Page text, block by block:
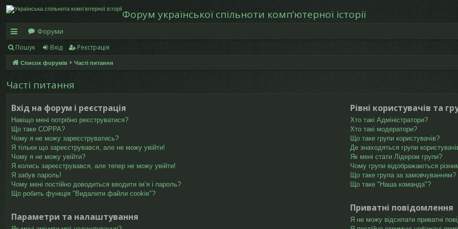
Форум української спільноти компʼютерної історії
в
и
дк
й
д
ос
ту
п
Форуми
Пошук Вхід Реєстрація
Список форумів Часті питання
Часті питання
Вхід на форум і реєстрація
Навіщо мені потрібно реєструватися?
Що таке COPPA?
Чому я не можу зареєструватись?
Я тільки що зареєструвався, але не можу увійти!
Чому я не можу увійти?
Я колись зареєструвався, але тепер не можу увійти!
Я забув пароль!
Чому мені постійно доводиться вводити ім’я і пароль?
Що робить функція "Видалити файли cookie"?
Параметри та налаштування
Рівні користувачів та
Хто такі Адміністратори?
Хто такі модератори?
Що таке групи користувачів?
Де знаходяться групи
Як мені стати Лідером групи?
Чому групи відображаються
Що таке група за замовчуванням?
Що таке "Наша команда"?
Приватні повідомлення
Я не можу відсилати приватні